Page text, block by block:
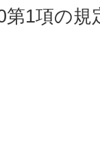
第1項の